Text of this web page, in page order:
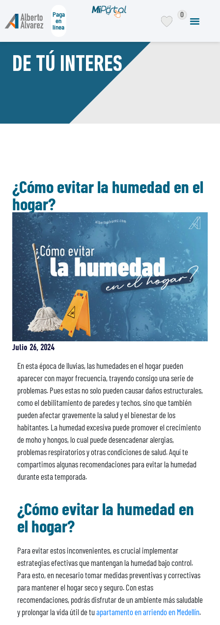
Paga
en
línea
0
DE TÚ INTERES
¿Cómo evitar la humedad en el
hogar?
Julio 26, 2024
En esta época de lluvias, las humedades en el hogar pueden
aparecer con mayor frecuencia, trayendo consigo una serie de
problemas. Pues estas no solo pueden causar daños estructurales,
como el debilitamiento de paredes y techos, sino que también
pueden afectar gravemente la salud y el bienestar de los
habitantes. La humedad excesiva puede promover el crecimiento
de moho y hongos, lo cual puede desencadenar alergias,
problemas respiratorios y otras condiciones de salud. Aquí te
compartimos algunas recomendaciones para evitar la humedad
durante esta temporada.
¿Cómo evitar la humedad en
el hogar?
Para evitar estos inconvenientes, es crucial implementar
estrategias efectivas que mantengan la humedad bajo control.
Para esto, en necesario tomar medidas preventivas y correctivas
para mantener el hogar seco y seguro. Con estas
recomendaciones, podrás disfrutar de un ambiente más saludable
y prolongar la vida útil de tuapartamento en arriendo en Medellín.